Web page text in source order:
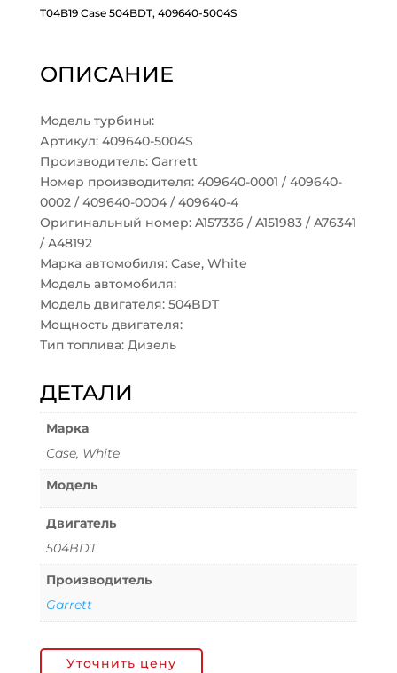
T04B19 Case 504BDT, 409640-5004S
ОПИСАНИЕ
Модель турбины:
Артикул: 409640-5004S
Производитель: Garrett
Номер производителя: 409640-0001 / 409640-
0002 / 409640-0004 / 409640-4
Оригинальный номер: A157336 / A151983 / A76341
/ A48192
Марка автомобиля: Case, White
Модель автомобиля:
Модель двигателя: 504BDT
Мощность двигателя:
Тип топлива: Дизель
ДЕТАЛИ
Марка
Case, White
Модель
Двигатель
504BDT
Производитель
Garrett
Уточнить цену